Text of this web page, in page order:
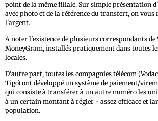
point de la même filiale. Sur simple présentation
avec photo et de la référence du transfert, on
l'argent.
À noter l'existence de plusieurs correspondants de
MoneyGram, installés pratiquement dans toutes
locales.
D'autre part, toutes les compagnies télécom
Tigo) ont développé un système de paiement/
qui consiste à transférer à un autre numéro les
à un certain montant à régler - assez efficace et
population.